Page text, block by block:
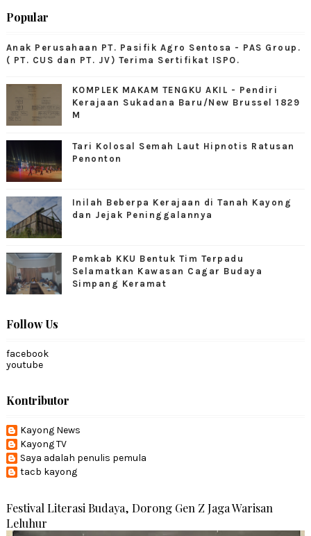
Popular
Anak Perusahaan PT. Pasifik Agro Sentosa - PAS Group.
( PT. CUS dan PT. JV) Terima Sertifikat ISPO.
KOMPLEK MAKAM TENGKU AKIL - Pendiri
Kerajaan Sukadana Baru/New Brussel 1829
M
Tari Kolosal Semah Laut Hipnotis Ratusan
Penonton
Inilah Beberpa Kerajaan di Tanah Kayong
dan Jejak Peninggalannya
Pemkab KKU Bentuk Tim Terpadu
Selamatkan Kawasan Cagar Budaya
Simpang Keramat
Follow Us
facebook
youtube
Kontributor
Kayong News
Kayong TV
Saya adalah penulis pemula
tacb kayong
Festival Literasi Budaya, Dorong Gen Z Jaga Warisan
Leluhur